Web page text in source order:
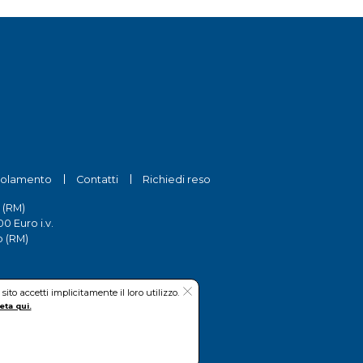
Contatti Richiedi reso
Euro i.v.
accetti implicitamente il loro utilizzo.
qui.